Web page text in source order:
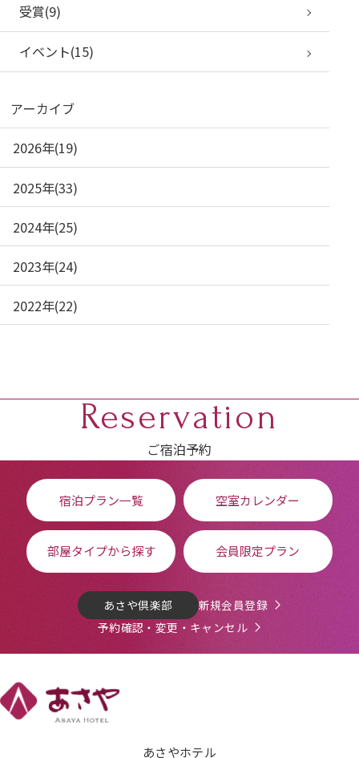
受賞(9)
イベント(15)
アーカイブ
2026年(19)
2025年(33)
2024年(25)
2023年(24)
2022年(22)
Reservation
ご宿泊予約
宿泊プラン一覧 空室カレンダー
部屋タイプから探す 会員限定プラン
あさや倶楽部
新規会員登録
予約確認・変更・キャンセル
あさやホテル